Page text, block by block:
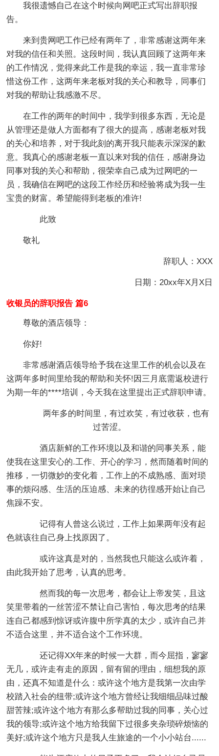
我很遗憾自己在这个时候向网吧正式写出辞职报
告。
来到贵网吧工作已经有两年了，非常感谢这两年来
对我的信任和关照。这段时间，我认真回顾了这两年来
的工作情况，觉得来此工作是我的幸运，我一直非常珍
惜这份工作，这两年来老板对我的关心和教导，同事们
对我的帮助让我感激不尽。
在工作的两年的时间中，我学到很多东西，无论是
从管理还是做人方面都有了很大的提高，感谢老板对我
的关心和培养，对于我此刻的离开我只能表示深深的歉
意。我真心的感谢老板一直以来对我的信任，感谢身边
同事对我的关心和帮助，很荣幸自己成为过网吧的一
员，我确信在网吧的这段工作经历和经验将成为我一生
宝贵的财富。希望能得到老板的准许!
此致
敬礼
辞职人：XXX
日期：20xx年X月X日
收银员的辞职报告 篇6
尊敬的酒店领导：
你好!
非常感谢酒店领导给予我在这里工作的机会以及在
这两年多时间里给我的帮助和关怀!因三月底需返校进行
为期一年的****培训，今天我在这里提出正式辞职申请。
两年多的时间里，有过欢笑，有过收获，也有
过苦涩。
酒店新鲜的工作环境以及和谐的同事关系，能
使我在这里安心的.工作、开心的学习，然而随着时间的
推移，一切微妙的变化着，工作上的不成熟感、面对琐
事的烦闷感、生活的压迫感、未来的彷徨感开始让自己
焦躁不安。
记得有人曾这么说过，工作上如果两年没有起
色就该往自己身上找原因了。
或许这真是对的，当然我也只能这么或许着，
由此我开始了思考，认真的思考。
然而我的每一次思考，都会让上帝发笑，且这
笑里带着的一丝苦涩不禁让自己害怕，每次思考的结果
连自己都感到惊讶或许腹中所学真的太少，或许自己并
不适合这里，并不适合这个工作环境。
还记得XX年来的时候一大群，而今屈指，寥寥
无几，或许走有走的原因，留有留的理由，细想我的原
由，还真不知道是什么：或许这个地方是我第一次由学
校踏入社会的纽带;或许这个地方曾经让我细细品味过酸
甜苦辣;或许这个地方有那么多帮助过我的同事，关心过
我的领导;或许这个地方给我留下过很多夹杂琐碎烦恼的
美好;或许这个地方只是我人生旅途的一个小小站台......